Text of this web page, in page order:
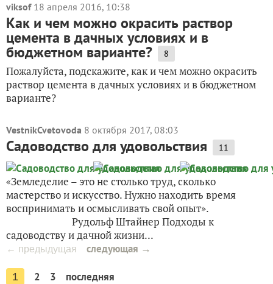
viksof 18 апреля 2016, 10:38
Как и чем можно окрасить раствор
цемента в дачных условиях и в
бюджетном варианте? 8
Пожалуйста, подскажите, как и чем можно окрасить
раствор цемента в дачных условиях и в бюджетном
варианте?
VestnikCvetovoda 8 октября 2017, 08:03
Садоводство для удовольствия 11
«Земледелие – это не столько труд, сколько
мастерство и искусство. Нужно находить время
воспринимать и осмысливать свой опыт».
Рудольф Штайнер Подходы к
садоводству и дачной жизни...
← предыдущая следующая →
1 2 3 последняя